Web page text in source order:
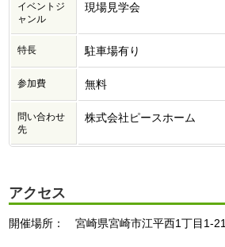
イベントジ
ャンル
現場見学会
特長 駐車場有り
参加費 無料
問い合わせ
先
株式会社ピースホーム
アクセス
開催場所： 宮崎県宮崎市江平西1丁目1-21